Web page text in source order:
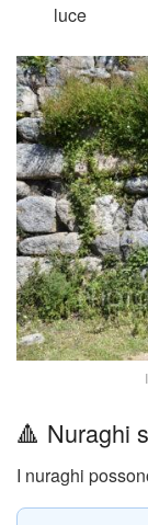
luce
🔺 Nuraghi
I nuraghi